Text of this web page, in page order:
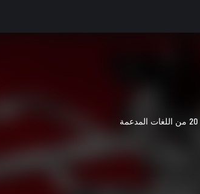
20 من اللغات المدعمة